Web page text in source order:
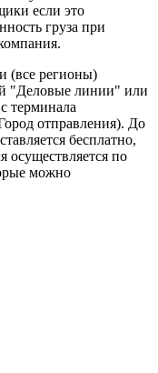
если это
груза при
(все регионы)
"Деловые линии" или
терминала
отправления). До
бесплатно,
осуществляется по
можно